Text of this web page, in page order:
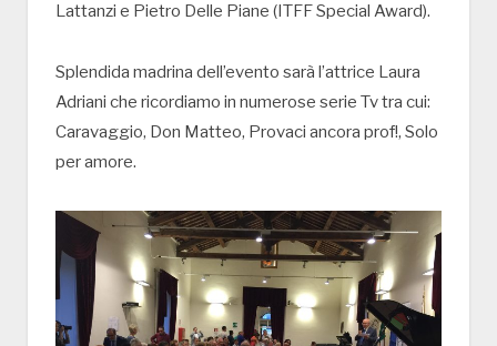
Lattanzi e Pietro Delle Piane (ITFF Special Award).
Splendida madrina dell’evento sarà l’attrice Laura
Adriani che ricordiamo in numerose serie Tv tra cui:
Caravaggio, Don Matteo, Provaci ancora prof!, Solo
per amore.